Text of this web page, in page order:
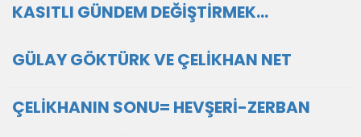
KASITLI GÜNDEM DEĞİŞTİRMEK...
GÜLAY GÖKTÜRK VE ÇELİKHAN NET
ÇELİKHANIN SONU= HEVŞERİ-ZERBAN